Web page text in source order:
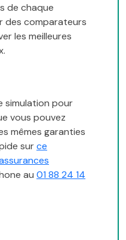
de chaque
des comparateurs
les meilleures
simulation pour
vous pouvez
mêmes garanties
surce
au 01 88 24 14